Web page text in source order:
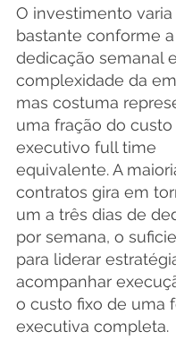
O investimento varia
bastante conforme a
dedicação semanal
complexidade da
mas costuma
uma fração do
executivo full time
equivalente. A
contratos gira em
um a três dias de
por semana, o
para liderar
acompanhar
o custo fixo de uma
executiva completa.